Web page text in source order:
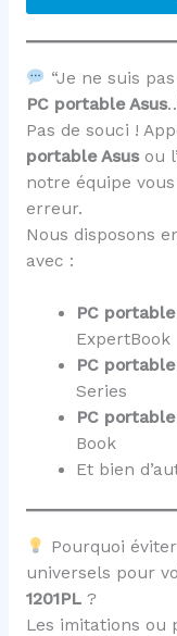
“Je ne suis
PC portable Asus
Pas de souci !
portable Asus ou
notre équipe
erreur.
Nous disposons
avec :
PC
ExpertBook
PC
Series
PC
Book
Et bien
Pourquoi
universels pour
1201PL?
Les imitations ou